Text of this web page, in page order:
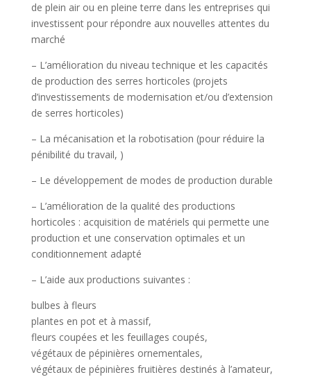
de plein air ou en pleine terre dans les entreprises qui
investissent pour répondre aux nouvelles attentes du
marché
– L’amélioration du niveau technique et les capacités
de production des serres horticoles (projets
d’investissements de modernisation et/ou d’extension
de serres horticoles)
– La mécanisation et la robotisation (pour réduire la
pénibilité du travail, )
– Le développement de modes de production durable
– L’amélioration de la qualité des productions
horticoles : acquisition de matériels qui permette une
production et une conservation optimales et un
conditionnement adapté
– L’aide aux productions suivantes :
bulbes à fleurs
plantes en pot et à massif,
fleurs coupées et les feuillages coupés,
végétaux de pépinières ornementales,
végétaux de pépinières fruitières destinés à l’amateur,